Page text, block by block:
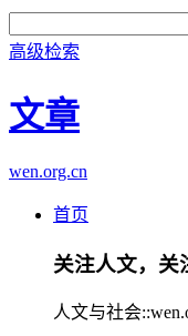
高级检索
文章
wen.org.cn
首页
关注人文，关
人文与社会